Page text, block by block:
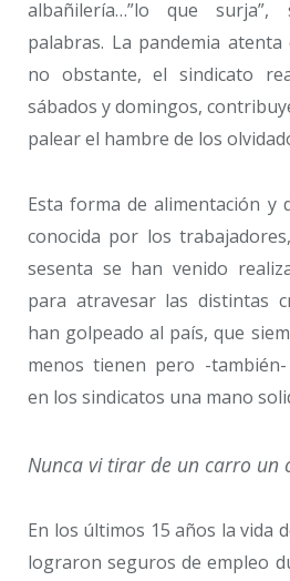
albañilería…”lo que
palabras. La pandemia atenta
no obstante, el sindicato
sábados y domingos,
palear el hambre de los
Esta forma de alimentación y
conocida por los
sesenta se han venido
para atravesar las distintas
han golpeado al país, que
menos tienen pero -
en los sindicatos una mano
Nunca vi tirar de un carro un
En los últimos 15 años la vida
lograron seguros de empleo